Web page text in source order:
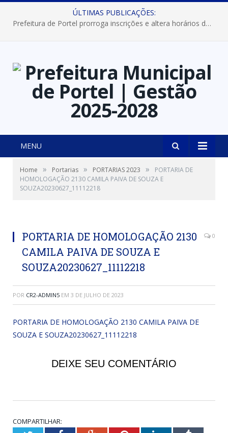
ÚLTIMAS PUBLICAÇÕES:
Prefeitura de Portel prorroga inscrições e altera horários dos concursos “Musa” e “Miss Mix Verão 2026”
MENU
Home » Portarias » PORTARIAS 2023 »
PORTARIA DE
HOMOLOGAÇÃO 2130 CAMILA PAIVA DE SOUZA E
SOUZA20230627_11112218
PORTARIA DE HOMOLOGAÇÃO 2130
CAMILA PAIVA DE SOUZA E
SOUZA20230627_11112218
0
POR CR2-ADMIN5 EM 3 DE JULHO DE 2023
PORTARIA DE HOMOLOGAÇÃO 2130 CAMILA PAIVA DE
SOUZA E SOUZA20230627_11112218
DEIXE SEU COMENTÁRIO
COMPARTILHAR: